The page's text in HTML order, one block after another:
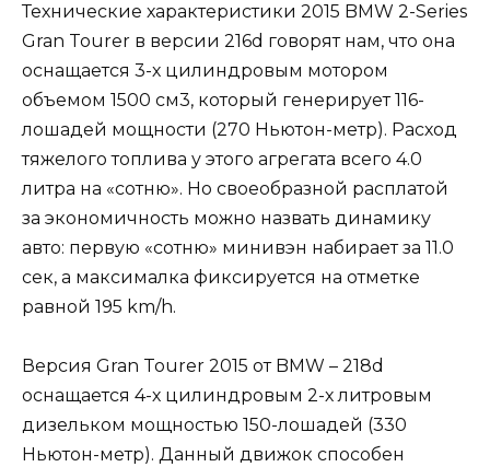
Технические характеристики 2015 BMW 2-Series
Gran Tourer в версии 216d говорят нам, что она
оснащается 3-х цилиндровым мотором
объемом 1500 см3, который генерирует 116-
лошадей мощности (270 Ньютон-метр). Расход
тяжелого топлива у этого агрегата всего 4.0
литра на «сотню». Но своеобразной расплатой
за экономичность можно назвать динамику
авто: первую «сотню» минивэн набирает за 11.0
сек, а максималка фиксируется на отметке
равной 195 km/h.
Версия Gran Tourer 2015 от BMW – 218d
оснащается 4-х цилиндровым 2-х литровым
дизельком мощностью 150-лошадей (330
Ньютон-метр). Данный движок способен